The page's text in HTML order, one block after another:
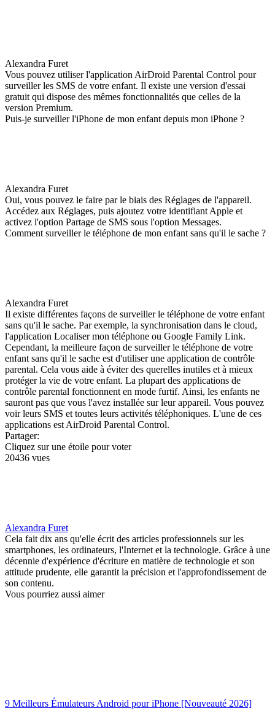
Alexandra Furet
Vous pouvez utiliser l'application AirDroid Parental Control pour
surveiller les SMS de votre enfant. Il existe une version d'essai
gratuit qui dispose des mêmes fonctionnalités que celles de la
version Premium.
Puis-je surveiller l'iPhone de mon enfant depuis mon iPhone ?
Alexandra Furet
Oui, vous pouvez le faire par le biais des Réglages de l'appareil.
Accédez aux Réglages, puis ajoutez votre identifiant Apple et
activez l'option Partage de SMS sous l'option Messages.
Comment surveiller le téléphone de mon enfant sans qu'il le sache ?
Alexandra Furet
Il existe différentes façons de surveiller le téléphone de votre enfant
sans qu'il le sache. Par exemple, la synchronisation dans le cloud,
l'application Localiser mon téléphone ou Google Family Link.
Cependant, la meilleure façon de surveiller le téléphone de votre
enfant sans qu'il le sache est d'utiliser une application de contrôle
parental. Cela vous aide à éviter des querelles inutiles et à mieux
protéger la vie de votre enfant. La plupart des applications de
contrôle parental fonctionnent en mode furtif. Ainsi, les enfants ne
sauront pas que vous l'avez installée sur leur appareil. Vous pouvez
voir leurs SMS et toutes leurs activités téléphoniques. L'une de ces
applications est AirDroid Parental Control.
Partager:
Cliquez sur une étoile pour voter
20436 vues
Alexandra Furet
Cela fait dix ans qu'elle écrit des articles professionnels sur les
smartphones, les ordinateurs, l'Internet et la technologie. Grâce à une
décennie d'expérience d'écriture en matière de technologie et son
attitude prudente, elle garantit la précision et l'approfondissement de
son contenu.
Vous pourriez aussi aimer
9 Meilleurs Émulateurs Android pour iPhone [Nouveauté 2026]